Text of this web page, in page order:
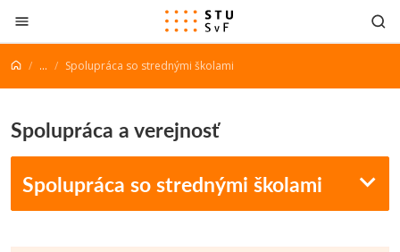
Prejsť na obsah
... Spolupráca so strednými školami
Spolupráca a verejnosť
Spolupráca so strednými školami